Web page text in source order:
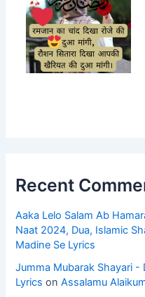
Recent
Aaka Lelo Salam Ab
Naat 2024, Dua, Islamic
Madine Se Lyrics
Jumma Mubarak Shayari -
Lyrics onAssalamu